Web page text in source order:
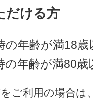
だける方
の年齢が満18
の年齢が満80歳
ご利用の場合は